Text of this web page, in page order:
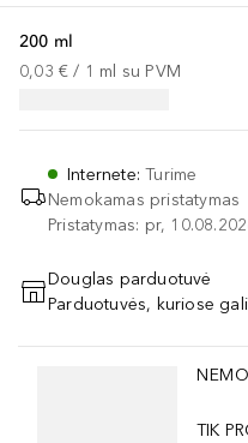
200 ml
0,03 € / 1 ml su PVM
Internete:Turime
Nemokamas pristatymas
Pristatymas: pr,
Douglas parduotuvė
Parduotuvės, kuriose
Praleisti slankiklį
TIK